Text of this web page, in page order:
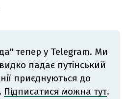
тепер у Telegram. Ми
падає путінський
приєднуються до
Підписатися можна тут.